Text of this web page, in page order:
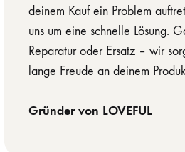
deinem Kauf ein Problem
uns um eine schnelle Lösung.
Reparatur oder Ersatz – wir
lange Freude an deinem
Gründer von LOVEFUL